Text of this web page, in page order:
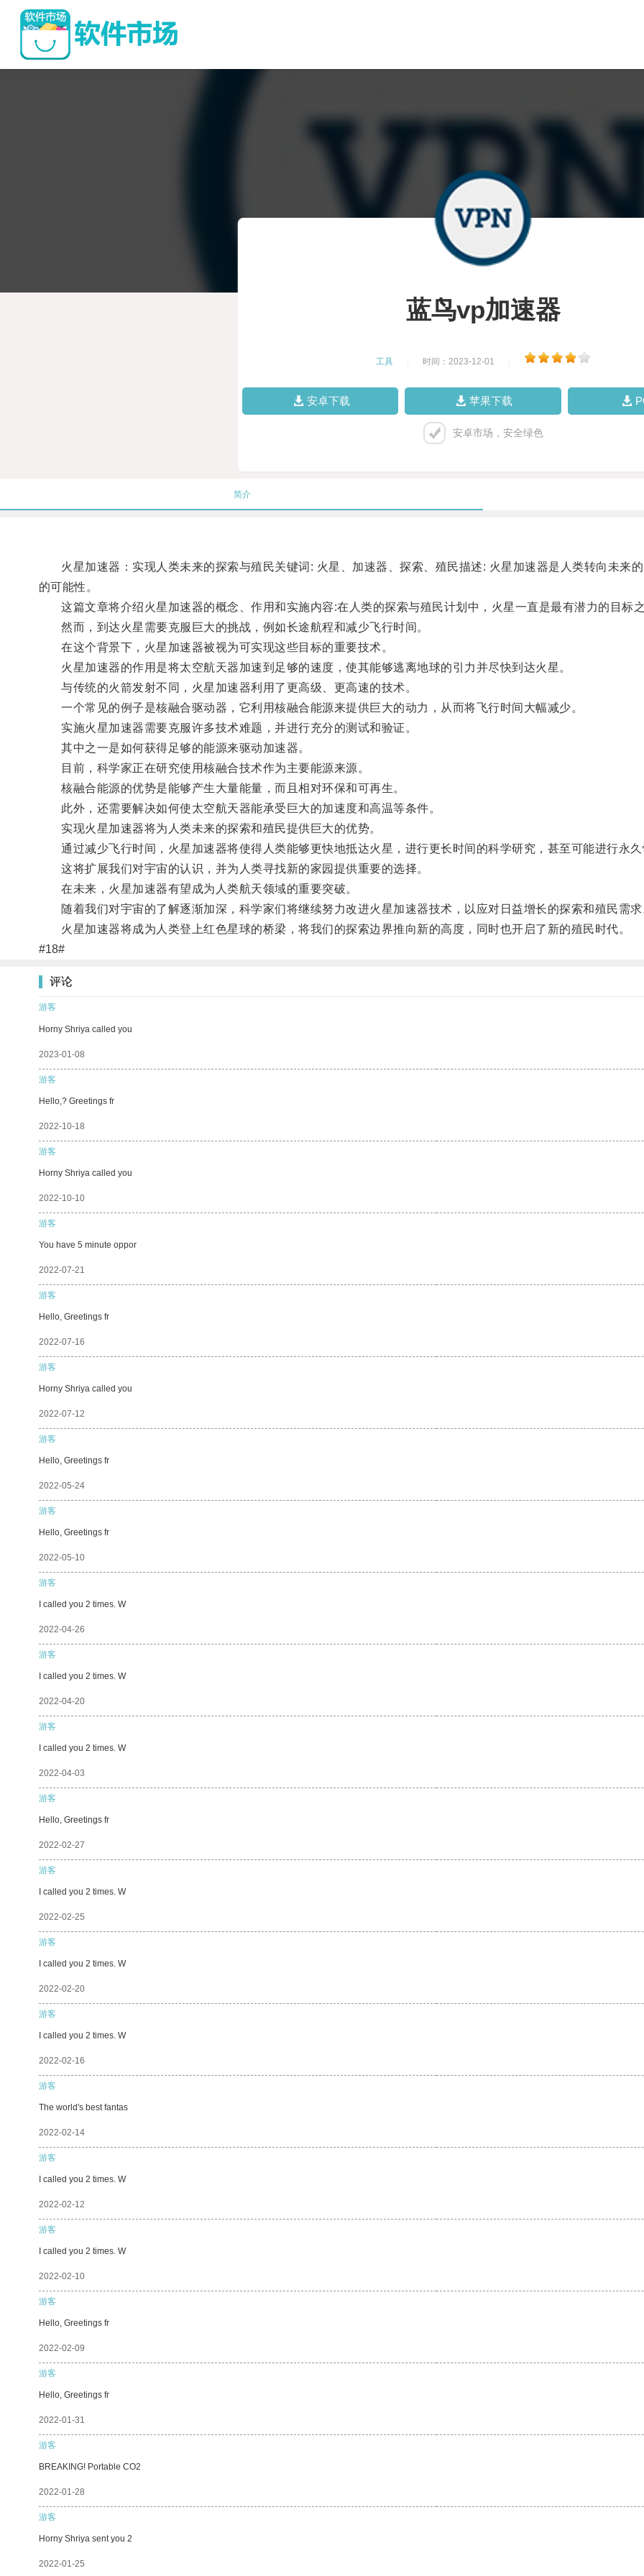
蓝鸟vp加速器
工具 时间：2023-12-01
安卓下载 苹果下载
安卓市场，安全绿色
简介
火星加速器：实现人类未来的探索与殖民关键词: 火星、加速器、探索、殖民描述: 火星加速器是人类转向未来
的可能性。
这篇文章将介绍火星加速器的概念、作用和实施内容:在人类的探索与殖民计划中，火星一直是最有潜力的目标之
然而，到达火星需要克服巨大的挑战，例如长途航程和减少飞行时间。
在这个背景下，火星加速器被视为可实现这些目标的重要技术。
火星加速器的作用是将太空航天器加速到足够的速度，使其能够逃离地球的引力并尽快到达火星。
与传统的火箭发射不同，火星加速器利用了更高级、更高速的技术。
一个常见的例子是核融合驱动器，它利用核融合能源来提供巨大的动力，从而将飞行时间大幅减少。
实施火星加速器需要克服许多技术难题，并进行充分的测试和验证。
其中之一是如何获得足够的能源来驱动加速器。
目前，科学家正在研究使用核融合技术作为主要能源来源。
核融合能源的优势是能够产生大量能量，而且相对环保和可再生。
此外，还需要解决如何使太空航天器能承受巨大的加速度和高温等条件。
实现火星加速器将为人类未来的探索和殖民提供巨大的优势。
通过减少飞行时间，火星加速器将使得人类能够更快地抵达火星，进行更长时间的科学研究，甚至可能进行永久
这将扩展我们对宇宙的认识，并为人类寻找新的家园提供重要的选择。
在未来，火星加速器有望成为人类航天领域的重要突破。
随着我们对宇宙的了解逐渐加深，科学家们将继续努力改进火星加速器技术，以应对日益增长的探索和殖民需求
火星加速器将成为人类登上红色星球的桥梁，将我们的探索边界推向新的高度，同时也开启了新的殖民时代。
#18#
评论
游客
Horny Shriya called you
2023-01-08
游客
Hello,? Greetings fr
2022-10-18
游客
Horny Shriya called you
2022-10-10
游客
You have 5 minute oppor
2022-07-21
游客
Hello, Greetings fr
2022-07-16
游客
Horny Shriya called you
2022-07-12
游客
Hello, Greetings fr
2022-05-24
游客
Hello, Greetings fr
2022-05-10
游客
I called you 2 times. W
2022-04-26
游客
I called you 2 times. W
2022-04-20
游客
I called you 2 times. W
2022-04-03
游客
Hello, Greetings fr
2022-02-27
游客
I called you 2 times. W
2022-02-25
游客
I called you 2 times. W
2022-02-20
游客
I called you 2 times. W
2022-02-16
游客
The world's best fantas
2022-02-14
游客
I called you 2 times. W
2022-02-12
游客
I called you 2 times. W
2022-02-10
游客
Hello, Greetings fr
2022-02-09
游客
Hello, Greetings fr
2022-01-31
游客
BREAKING! Portable CO2
2022-01-28
游客
Horny Shriya sent you 2
2022-01-25